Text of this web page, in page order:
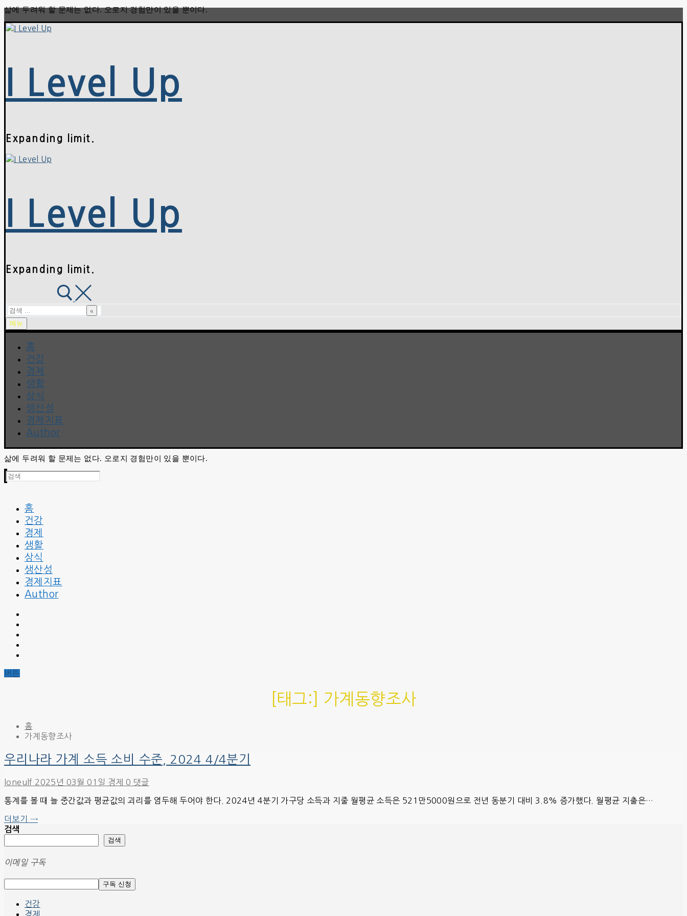
콘
텐
츠
메
뉴
닫
기
삶에 두려워 할 문제는 없다. 오로지 경험만이 있을 뿐이다.
I Level Up
Expanding limit.
I Level Up
Expanding limit.
검
색
:
메뉴
홈
건강
경제
생활
상식
생산성
경제지표
Author
삶에 두려워 할 문제는 없다. 오로지 경험만이 있을 뿐이다.
검
색
홈
건강
경제
생활
상식
생산성
경제지표
Author
버튼
[태그:] 가계동향조사
홈
가계동향조사
우리나라 가계 소득 소비 수준, 2024 4/4분기
loneulf 2025년 03월 01일 경제 0 댓글
통계를 볼 때 늘 중간값과 평균값의 괴리를 염두해 두어야 한다. 2024년 4분기 가구당 소득과 지줄 월평균 소득은 521만5000원으로 전년 동분기 대비 3.8% 증가했다. 월평균 지출은…
더보기 →
검색
검색
이메일 구독
건강
경제